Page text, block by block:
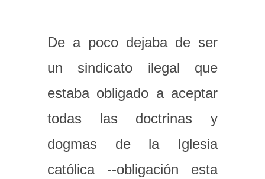
De a poco dejaba de ser
un sindicato ilegal que
estaba obligado a aceptar
todas las doctrinas y
dogmas de la Iglesia
católica --obligación esta